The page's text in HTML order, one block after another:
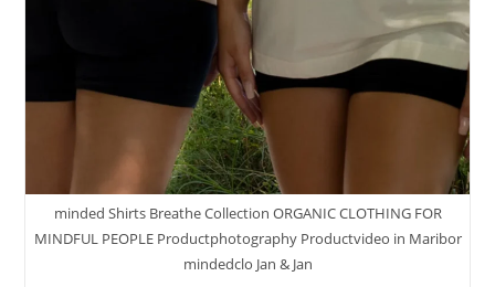
minded Shirts Breathe Collection ORGANIC CLOTHING FOR
MINDFUL PEOPLE Productphotography Productvideo in Maribor
mindedclo Jan & Jan